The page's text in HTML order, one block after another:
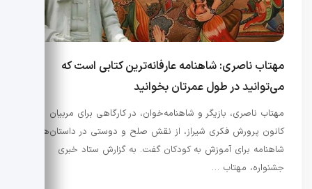
مهتاب ناصری: شاهنامه عارفانه‌ترین کتابی است که
می‌توانید در طول عمرتان بخوانید
مهتاب ناصری، بازیگر و شاهنامه‌خوان، در کارگاهی برای مربیان
کانون پرورش فکری شیراز، از نقش صلح و دوستی در داستان‌های
شاهنامه برای آموزش به کودکان گفت. به گزارش ستاد خبری
جشنواره، مهتاب …